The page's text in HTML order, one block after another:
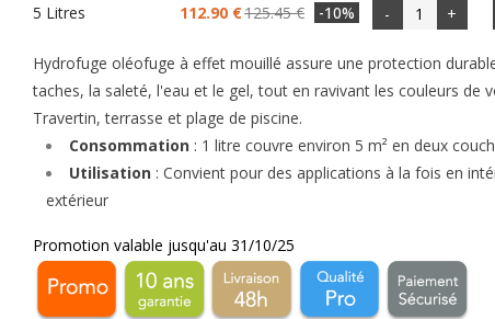
5 Litres 112.90 €125.45 € -10% - +
Hydrofuge oléofuge à effet mouillé assure une protection
taches, la saleté, l'eau et le gel, tout en ravivant les couleurs de
Travertin, terrasse et plage de piscine.
Consommation : 1 litre couvre environ 5 m² en deux
Utilisation : Convient pour des applications à la fois en
extérieur
Promotion valable jusqu'au 31/10/25